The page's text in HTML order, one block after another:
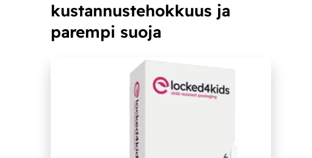
kustannustehokkuus ja
parempi suoja